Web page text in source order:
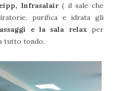
Infrasalair( il sale che
purifica e idrata gli
e la sala relax per
tutto tondo.